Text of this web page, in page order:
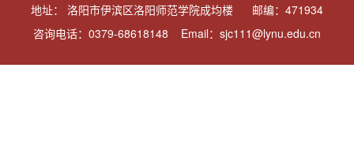
地址： 洛阳市伊滨区洛阳师范学院成均楼 邮编：471934
咨询电话：0379-68618148 Email：sjc111@lynu.edu.cn